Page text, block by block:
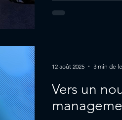
Vers un
12 août 2025 3 min de